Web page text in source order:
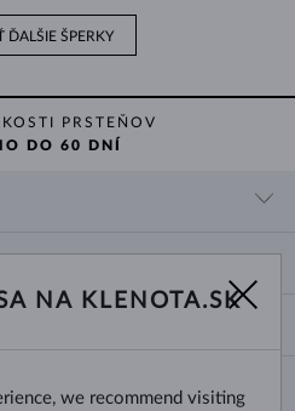
ĎALŠIE ŠPERKY
PRSTEŇOV
DO 60 DNÍ
NA KLENOTA.SK
we recommend visiting